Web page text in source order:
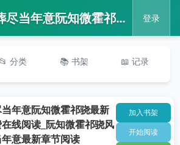
📖 风雪葬尽当年意阮知微霍祁骁最新章节免费在线阅读_阮知微霍祁骁风雪葬尽当年意最新章节阅读 登录
📂 分类 📚 书架 📖 记录
当年意阮知微霍祁骁最新
线阅读_阮知微霍祁骁风
意最新章节阅读
加入书架
开始阅读